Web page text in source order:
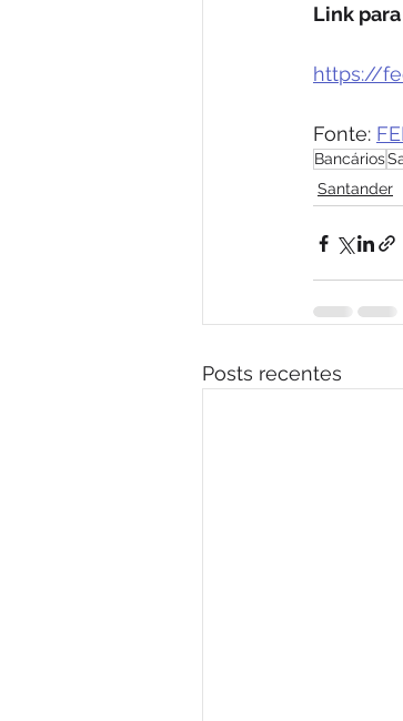
Link
https://
Fonte:
Bancários
Santander
Posts recentes